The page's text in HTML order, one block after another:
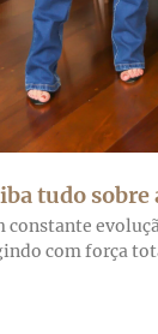
tudo sobre
constante
com força